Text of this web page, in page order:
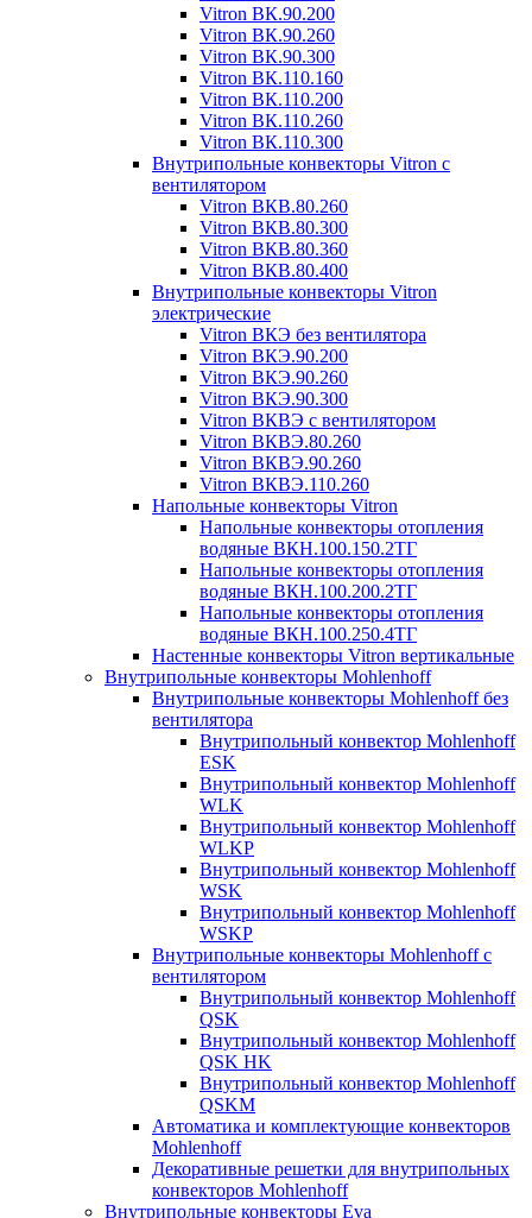
Vitron ВК.90.200
Vitron ВК.90.260
Vitron ВК.90.300
Vitron ВК.110.160
Vitron ВК.110.200
Vitron ВК.110.260
Vitron ВК.110.300
Внутрипольные конвекторы Vitron с
вентилятором
Vitron ВКВ.80.260
Vitron ВКВ.80.300
Vitron ВКВ.80.360
Vitron ВКВ.80.400
Внутрипольные конвекторы Vitron
электрические
Vitron ВКЭ без вентилятора
Vitron ВКЭ.90.200
Vitron ВКЭ.90.260
Vitron ВКЭ.90.300
Vitron ВКВЭ с вентилятором
Vitron ВКВЭ.80.260
Vitron ВКВЭ.90.260
Vitron ВКВЭ.110.260
Напольные конвекторы Vitron
Напольные конвекторы отопления
водяные ВКН.100.150.2ТГ
Напольные конвекторы отопления
водяные ВКН.100.200.2ТГ
Напольные конвекторы отопления
водяные ВКН.100.250.4ТГ
Настенные конвекторы Vitron вертикальные
Внутрипольные конвекторы Mohlenhoff
Внутрипольные конвекторы Mohlenhoff без
вентилятора
Внутрипольный конвектор Mohlenhoff
ESK
Внутрипольный конвектор Mohlenhoff
WLK
Внутрипольный конвектор Mohlenhoff
WLKP
Внутрипольный конвектор Mohlenhoff
WSK
Внутрипольный конвектор Mohlenhoff
WSKP
Внутрипольные конвекторы Mohlenhoff с
вентилятором
Внутрипольный конвектор Mohlenhoff
QSK
Внутрипольный конвектор Mohlenhoff
QSK HK
Внутрипольный конвектор Mohlenhoff
QSKM
Автоматика и комплектующие конвекторов
Mohlenhoff
Декоративные решетки для внутрипольных
конвекторов Mohlenhoff
Внутрипольные конвекторы Eva